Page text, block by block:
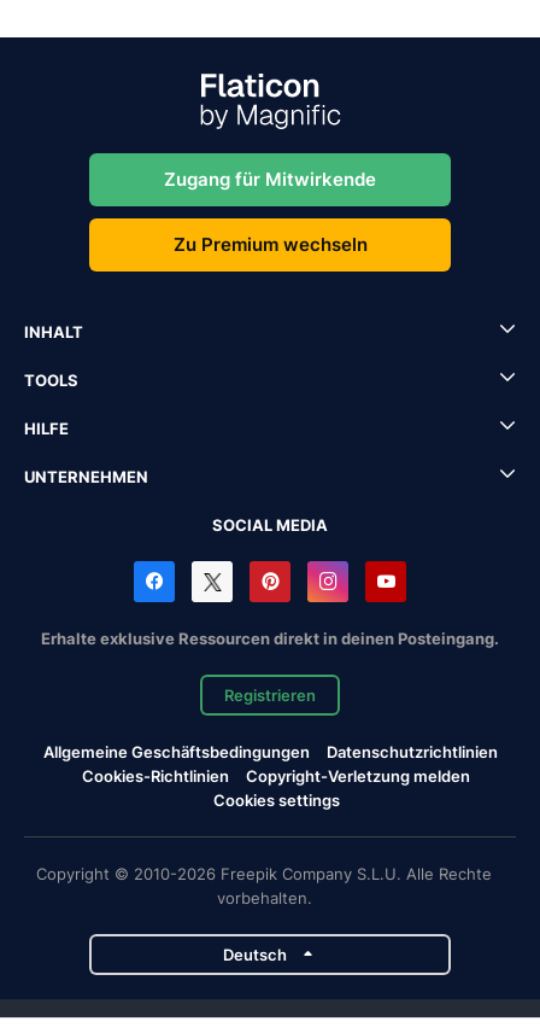
Zugang für Mitwirkende
Zu Premium wechseln
INHALT
TOOLS
HILFE
UNTERNEHMEN
SOCIAL MEDIA
Erhalte exklusive Ressourcen direkt in deinen Posteingang.
Registrieren
Allgemeine Geschäftsbedingungen
Datenschutzrichtlinien
Cookies-Richtlinien
Copyright-Verletzung melden
Cookies settings
Copyright © 2010-2026 Freepik Company S.L.U. Alle Rechte
vorbehalten.
Deutsch